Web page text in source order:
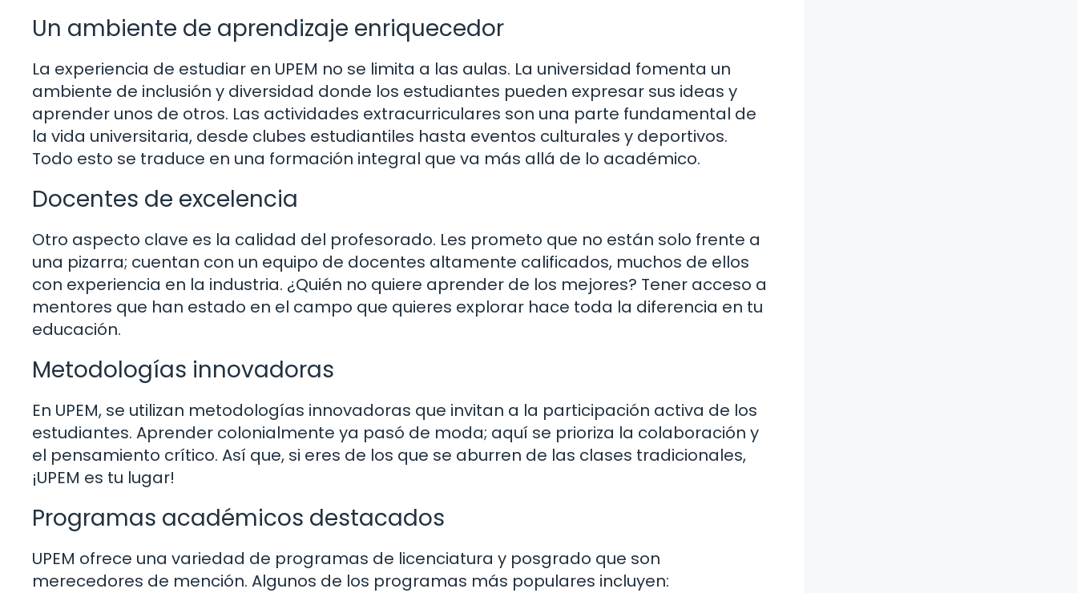
Un ambiente de aprendizaje enriquecedor
La experiencia de estudiar en UPEM no se limita a las aulas. La universidad fomenta un
ambiente de inclusión y diversidad donde los estudiantes pueden expresar sus ideas y
aprender unos de otros. Las actividades extracurriculares son una parte fundamental de
la vida universitaria, desde clubes estudiantiles hasta eventos culturales y deportivos.
Todo esto se traduce en una formación integral que va más allá de lo académico.
Docentes de excelencia
Otro aspecto clave es la calidad del profesorado. Les prometo que no están solo frente a
una pizarra; cuentan con un equipo de docentes altamente calificados, muchos de ellos
con experiencia en la industria. ¿Quién no quiere aprender de los mejores? Tener acceso a
mentores que han estado en el campo que quieres explorar hace toda la diferencia en tu
educación.
Metodologías innovadoras
En UPEM, se utilizan metodologías innovadoras que invitan a la participación activa de los
estudiantes. Aprender colonialmente ya pasó de moda; aquí se prioriza la colaboración y
el pensamiento crítico. Así que, si eres de los que se aburren de las clases tradicionales,
¡UPEM es tu lugar!
Programas académicos destacados
UPEM ofrece una variedad de programas de licenciatura y posgrado que son
merecedores de mención. Algunos de los programas más populares incluyen: